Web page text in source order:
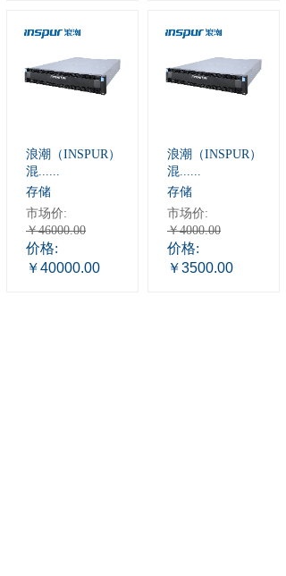
浪潮（INSPUR）
混......
存储
市场价:
￥46000.00
价格:
￥40000.00
浪潮（INSPUR）
混......
存储
市场价:
￥4000.00
价格:
￥3500.00